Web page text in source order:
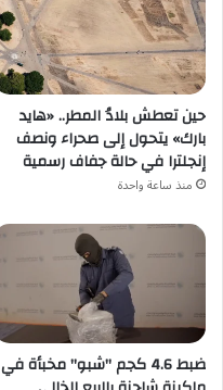
حين تعطش بلادُ المطر.. «هايد
بارك» يتحول إلى صحراء ونصف
إنجلترا في حالة جفاف رسمية
منذ ساعة واحدة
ضبط 4.6 كجم "شبو" مخبأة في